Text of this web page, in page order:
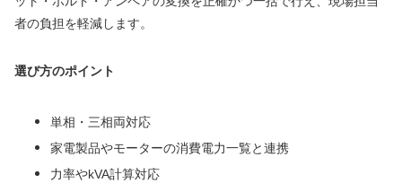
者の負担を軽減します。
選び方のポイント
単相・三相両対応
家電製品やモーターの消費電力一覧と連携
力率やkVA計算対応